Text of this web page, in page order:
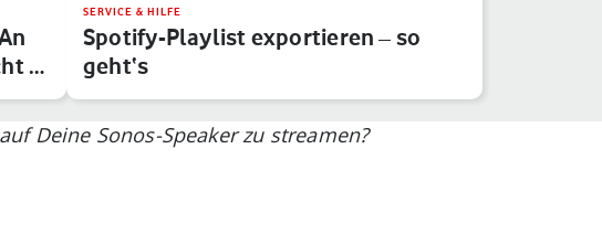
…
SERVICE & HILFE
Spotify-Playlist exportieren – so
geht‘s
Deine Sonos-Speaker zu streamen?